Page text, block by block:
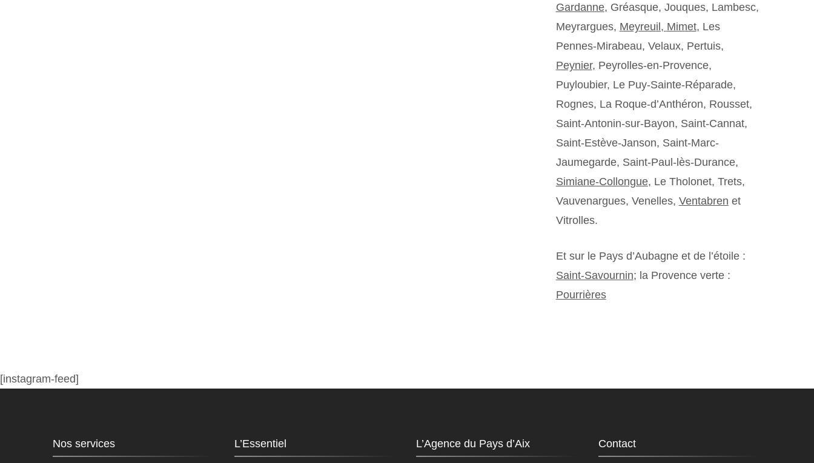
Gardanne, Gréasque, Jouques, Lambesc,
Meyrargues, Meyreuil, Mimet, Les
Pennes-Mirabeau, Velaux, Pertuis,
Peynier, Peyrolles-en-Provence,
Puyloubier, Le Puy-Sainte-Réparade,
Rognes, La Roque-d’Anthéron, Rousset,
Saint-Antonin-sur-Bayon, Saint-Cannat,
Saint-Estève-Janson, Saint-Marc-
Jaumegarde, Saint-Paul-lès-Durance,
Simiane-Collongue, Le Tholonet, Trets,
Vauvenargues, Venelles, Ventabren et
Vitrolles.
Et sur le Pays d’Aubagne et de l’étoile :
Saint-Savournin; la Provence verte :
Pourrières
[instagram-feed]
Nos services L’Essentiel L’Agence du Pays d’Aix Contact